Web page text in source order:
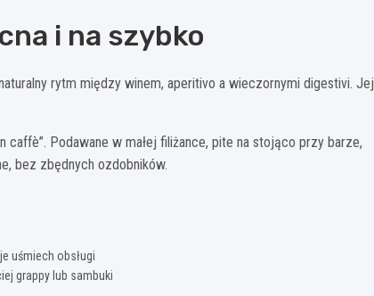
i na szybko
rytm między winem, aperitivo a wieczornymi digestivi. Jej
caffè”. Podawane w małej filiżance, pite na stojąco przy barze,
bez zbędnych ozdobników.
uśmiech obsługi
grappy lub sambuki